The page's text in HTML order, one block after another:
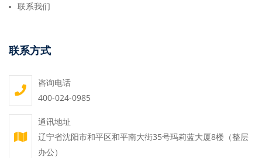
联系我们
联系方式
咨询电话
400-024-0985
通讯地址
辽宁省沈阳市和平区和平南大街35号玛莉蓝大厦8楼（整层
办公）